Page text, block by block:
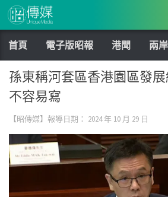
Skip to content
首頁 電子版昭報 港聞 兩岸
孫東稱河套區香港園區發
不容易寫
【昭傳媒】報導日期： 2024 年 10 月 29 日